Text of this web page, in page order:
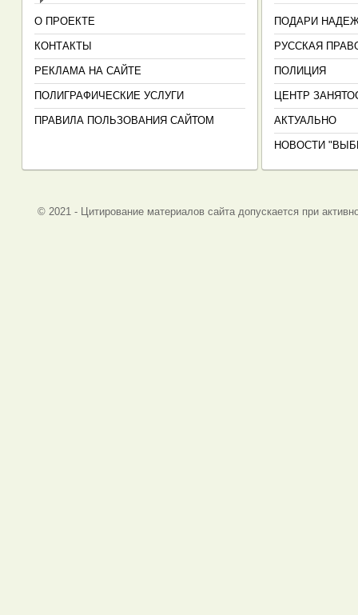
О ПРОЕКТЕ
КОНТАКТЫ
РЕКЛАМА НА САЙТЕ
ПОЛИГРАФИЧЕСКИЕ УСЛУГИ
ПРАВИЛА ПОЛЬЗОВАНИЯ САЙТОМ
ПОДАРИ
РУССКАЯ
ПОЛИЦИЯ
ЦЕНТР
АКТУАЛЬНО
НОВОСТИ
© 2021 - Цитирование материалов сайта допускается при